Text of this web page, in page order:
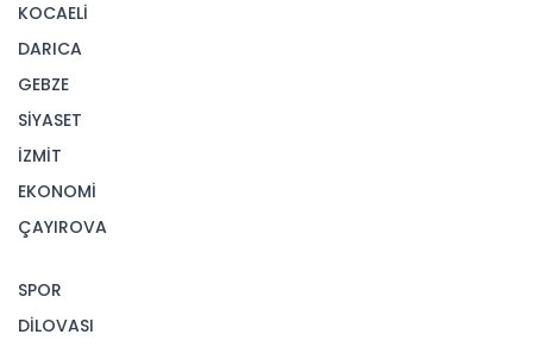
KOCAELİ
DARICA
GEBZE
SİYASET
İZMİT
EKONOMİ
ÇAYIROVA
SPOR
DİLOVASI